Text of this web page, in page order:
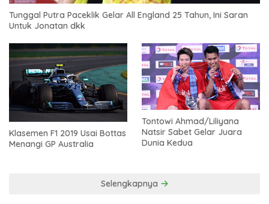
Tunggal Putra Paceklik Gelar All England 25 Tahun, Ini Saran
Untuk Jonatan dkk
Klasemen F1 2019 Usai Bottas
Menangi GP Australia
Tontowi Ahmad/Liliyana
Natsir Sabet Gelar Juara
Dunia Kedua
Selengkapnya